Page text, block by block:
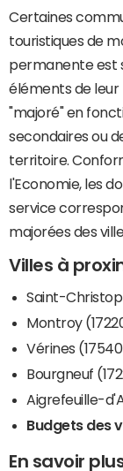
Certaines
touristiques de
permanente est
éléments de
"majoré" en
secondaires ou
territoire.
l'Economie, les
service
majorées des
Villes à
Saint-
Montroy
Vérines
Bourgneuf
Aigrefeuille-
Budgets des
En savoir